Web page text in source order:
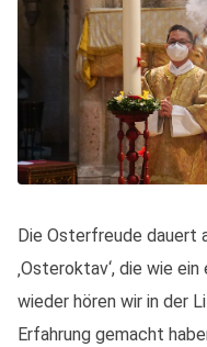
Die Osterfreude dauert
‚Osteroktav‘, die wie
wieder hören wir in der
Erfahrung gemacht